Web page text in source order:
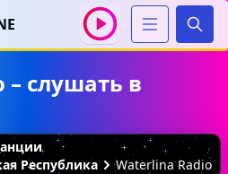
– слушать в
Республика
Waterlina Radio